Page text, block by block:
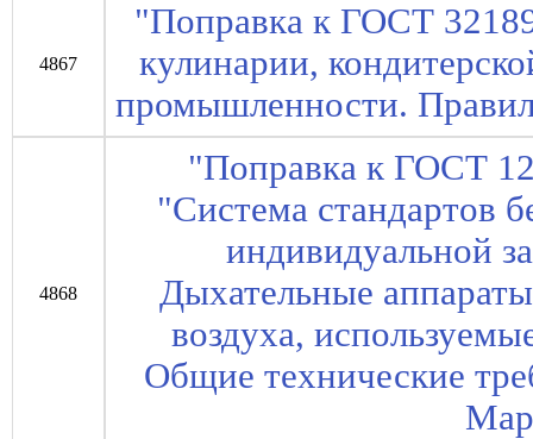
4867
"Поправка к ГОСТ
кулинарии,
промышленности.
4868
"Поправка к ГОСТ
"Система стандартов
индивидуальной
Дыхательные
воздуха,
Общие технические